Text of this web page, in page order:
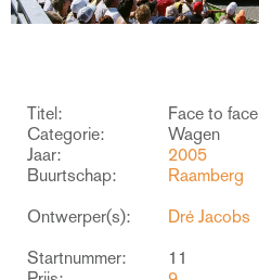
Titel:
Face to face
Categorie:
Wagen
Jaar:
2005
Buurtschap:
Raamberg
Ontwerper(s):
Dré Jacobs
Startnummer:
11